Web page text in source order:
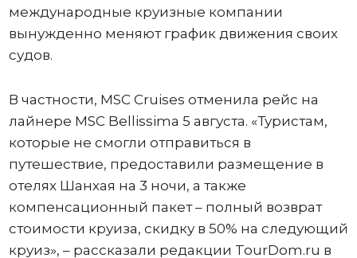
международные круизные компании
вынужденно меняют график движения своих
судов.
В частности, MSC Cruises отменила рейс на
лайнере MSC Bellissima 5 августа. «Туристам,
которые не смогли отправиться в
путешествие, предоставили размещение в
отелях Шанхая на 3 ночи, а также
компенсационный пакет – полный возврат
стоимости круиза, скидку в 50% на следующий
круиз», – рассказали редакции TourDom.ru в